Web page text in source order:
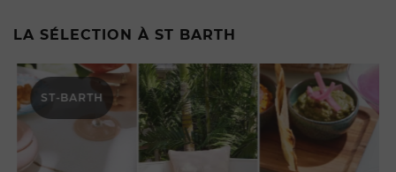
LA SÉLECTION À ST BARTH
ST-BARTH